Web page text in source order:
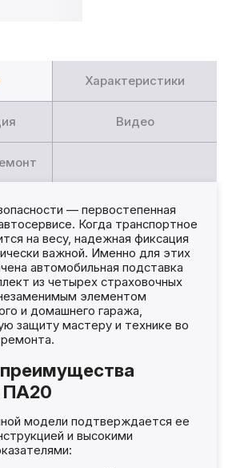
Характеристики
Видео
— первостепенная
Когда транспортное
на весу, надежная фиксация
важной. Именно для этих
автомобильная подставка
из четырех страховочных
элементом
и домашнего гаража,
защиту мастеру и технике во
ПА20
модели подтверждается ее
и высокими